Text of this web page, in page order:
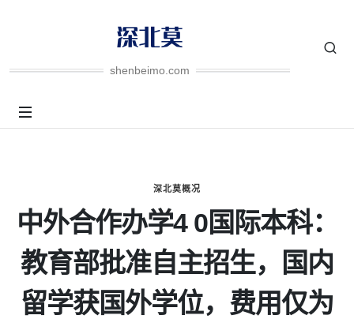
shenbeimo.com
深北莫概况
中外合作办学4 0国际本科：
教育部批准自主招生，国内
留学获国外学位，费用仅为